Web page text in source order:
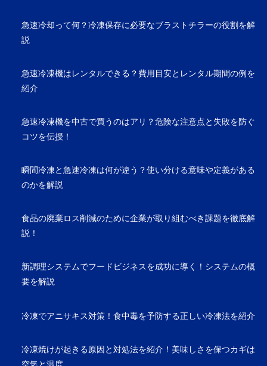
急速冷却って何？冷凍保存に必要なブラストチラーの役割を解
説
急速冷凍機はレンタルできる？費用目安とレンタル期間の例を
紹介
急速冷凍機を中古で買うのはアリ？危険な注意点と失敗を防ぐ
コツを伝授！
瞬間冷凍と急速冷凍は何が違う？使い分ける意味や定義がある
のかを解説
食品の廃棄ロス削減のために企業が取り組むべき課題を徹底解
説！
新調理システムでフードビジネスを成功に導く！システムの概
要を解説
冷凍でアニサキス対策！食中毒を予防する正しい冷凍法を紹介
冷凍焼けが起きる原因と対処法を紹介！美味しさを保つカギは